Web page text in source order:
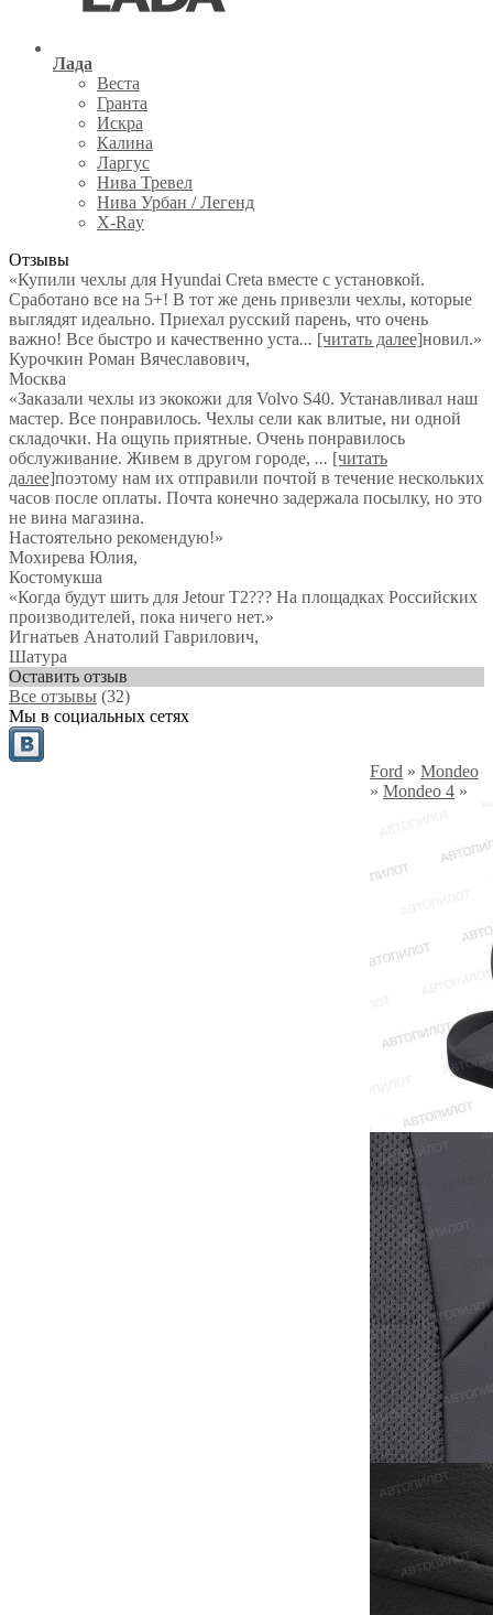
Лада
Веста
Гранта
Искра
Калина
Ларгус
Нива Тревел
Нива Урбан / Легенд
X-Ray
Отзывы
«Купили чехлы для Hyundai Creta вместе с установкой.
Сработано все на 5+! В тот же день привезли чехлы, которые
выглядят идеально. Приехал русский парень, что очень
важно! Все быстро и качественно уста... [читать далее]новил.»
Курочкин Роман Вячеславович,
Москва
«Заказали чехлы из экокожи для Volvo S40. Устанавливал наш
мастер. Все понравилось. Чехлы сели как влитые, ни одной
складочки. На ощупь приятные. Очень понравилось
обслуживание. Живем в другом городе, ... [читать
далее]поэтому нам их отправили почтой в течение нескольких
часов после оплаты. Почта конечно задержала посылку, но это
не вина магазина.
Настоятельно рекомендую!»
Мохирева Юлия,
Костомукша
«Когда будут шить для Jetour T2??? На площадках Российских
производителей, пока ничего нет.»
Игнатьев Анатолий Гаврилович,
Шатура
Оставить отзыв
Все отзывы (32)
Мы в социальных сетях
Ford » Mondeo
» Mondeo 4 »